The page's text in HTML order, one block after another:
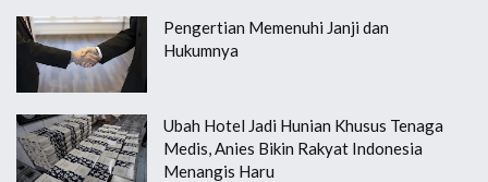
Pengertian Memenuhi Janji dan
Hukumnya
Ubah Hotel Jadi Hunian Khusus Tenaga
Medis, Anies Bikin Rakyat Indonesia
Menangis Haru